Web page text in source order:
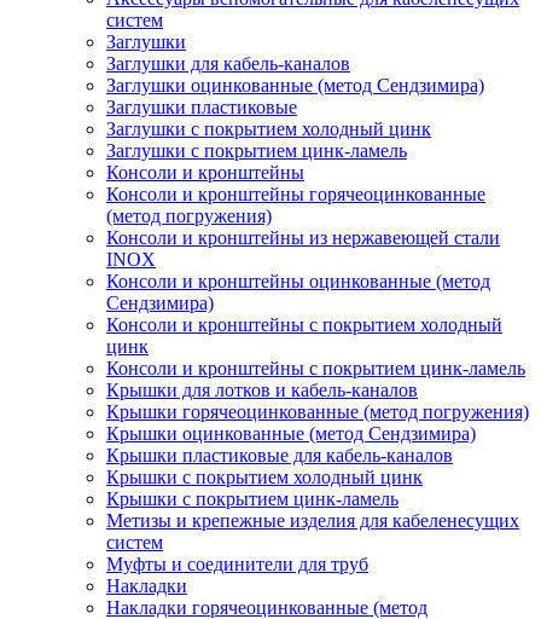
систем
Заглушки
Заглушки для кабель-каналов
Заглушки оцинкованные (метод Сендзимира)
Заглушки пластиковые
Заглушки с покрытием холодный цинк
Заглушки с покрытием цинк-ламель
Консоли и кронштейны
Консоли и кронштейны горячеоцинкованные
(метод погружения)
Консоли и кронштейны из нержавеющей стали
INOX
Консоли и кронштейны оцинкованные (метод
Сендзимира)
Консоли и кронштейны с покрытием холодный
цинк
Консоли и кронштейны с покрытием цинк-ламель
Крышки для лотков и кабель-каналов
Крышки горячеоцинкованные (метод погружения)
Крышки оцинкованные (метод Сендзимира)
Крышки пластиковые для кабель-каналов
Крышки с покрытием холодный цинк
Крышки с покрытием цинк-ламель
Метизы и крепежные изделия для кабеленесущих
систем
Муфты и соединители для труб
Накладки
Накладки горячеоцинкованные (метод